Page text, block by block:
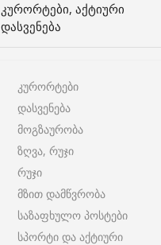
ᲙᲣᲠᲝᲠᲢᲔᲑᲘ, ᲐᲥᲢᲘᲣᲠᲘ
ᲓᲐᲡᲕᲔᲜᲔᲑᲐ
კურორტები
დასვენება
მოგზაურობა
ზღვა, რუჯი
რუჯი
მზით დამწვრობა
საზაფხულო პოსტები
სპორტი და აქტიური